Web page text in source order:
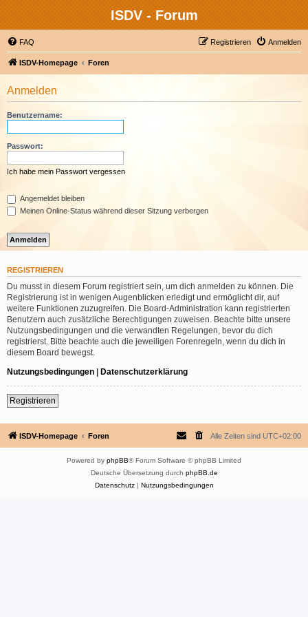
ISDV - Forum
FAQ Anmelden
Registrieren
ISDV-Homepage Foren
Anmelden
Benutzername:
Passwort:
Ich habe mein Passwort vergessen
Angemeldet bleiben
Meinen Online-Status während dieser Sitzung verbergen
REGISTRIEREN
Du musst in diesem Forum registriert sein, um dich anmelden zu können. Die
Registrierung ist in wenigen Augenblicken erledigt und ermöglicht dir, auf
weitere Funktionen zuzugreifen. Die Board-Administration kann registrierten
Benutzern auch zusätzliche Berechtigungen zuweisen. Beachte bitte unsere
Nutzungsbedingungen und die verwandten Regelungen, bevor du dich
registrierst. Bitte beachte auch die jeweiligen Forenregeln, wenn du dich in
diesem Board bewegst.
Nutzungsbedingungen | Datenschutzerklärung
Registrieren
ISDV-Homepage Foren Alle Zeiten sind UTC+02:00
Powered by phpBB® Forum Software © phpBB Limited
Deutsche Übersetzung durch phpBB.de
Datenschutz| Nutzungsbedingungen